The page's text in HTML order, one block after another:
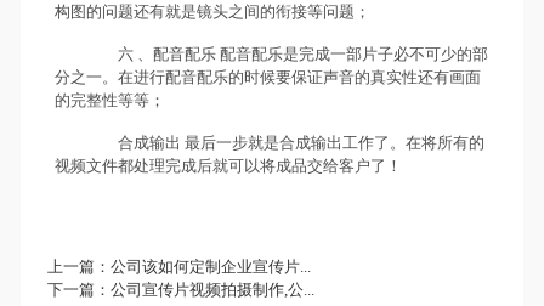
构图的问题还有就是镜头之间的衔接等问题；
六 、配音配乐 配音配乐是完成一部片子必不可少的部
分之一。在进行配音配乐的时候要保证声音的真实性还有画面
的完整性等等；
合成输出 最后一步就是合成输出工作了。在将所有的
视频文件都处理完成后就可以将成品交给客户了！
上一篇：公司该如何定制企业宣传片...
下一篇：公司宣传片视频拍摄制作,公...